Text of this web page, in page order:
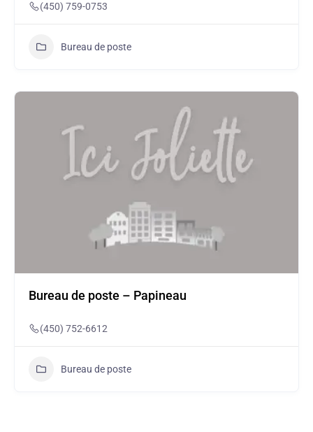
(450) 759-0753
Bureau de poste
Bureau de poste – Papineau
(450) 752-6612
Bureau de poste